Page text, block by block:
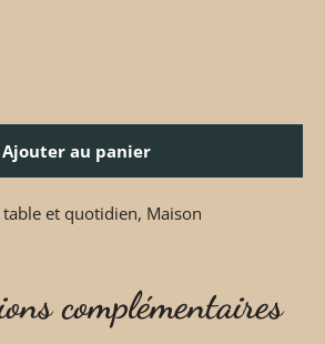
Ajouter au panier
et quotidien, Maison
complémentaires